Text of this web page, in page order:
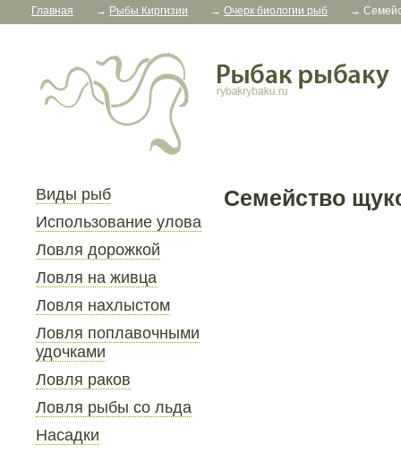
Главная → Рыбы Киргизии → Очерк биологии рыб →
Виды рыб
Использование улова
Ловля дорожкой
Ловля на живца
Ловля нахлыстом
Ловля поплавочными
удочками
Ловля раков
Ловля рыбы со льда
Насадки
Семейство